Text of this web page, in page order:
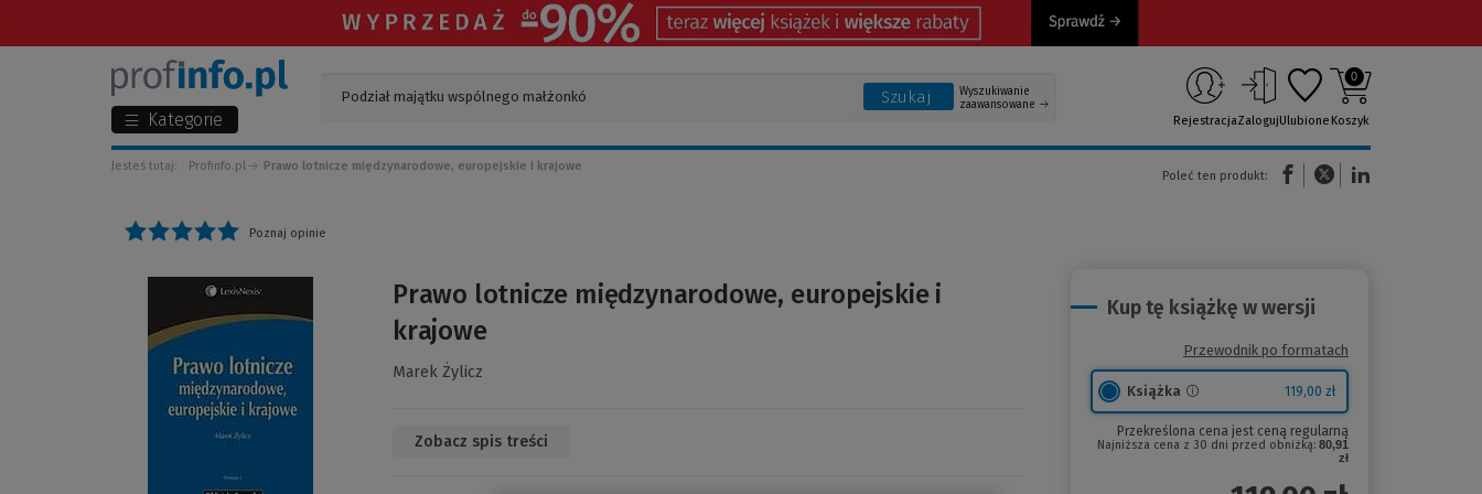
Kategorie
Szukaj
Wyszukiwanie
zaawansowane
RejestracjaZalogujUlubione
0
Koszyk
Jesteś tutaj: Profinfo.pl Prawo lotnicze międzynarodowe, europejskie i krajowe
Poleć ten produkt:
(Nowe okno)(Link do innej strony)
Poznaj opinie
innej
Prawo lotnicze międzynarodowe, europejskie i
krajowe
Marek Żylicz
Zobacz spis treści
Kup tę książkę w wersji
Przewodnik po formatach
Książka 119,00 zł
Przekreślona cena jest ceną regularną
Najniższa cena z 30 dni przed obniżką: 80,91
zł